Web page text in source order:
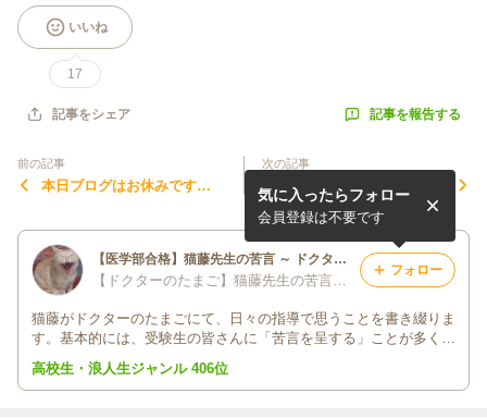
いいね
17
記事をシェア 記事を報告する
前の記事
本日ブログはお休みです
次の記事
「自分でできることだけを気
にしよう！自分でどうにもで
きないことを気にするのは止
めよう！」について
【医学部合格】猫藤先生の苦言 ～ ドクターのたまごの猫藤裏塾長が医学部合格の秘訣を惜しみ無く伝授します‼️
猫藤がドクターのたまごにて、日々の指導で思うことを書き綴りま
す。基本的には、受験生の皆さんに「苦言を呈する」ことが多くな
ると思います。何としても医学部に合格させたいとの思いです。
「猫のくせに生意気な！」などと思わずに、素直な気持ちで受け止
気に入ったらフォロー
会員登録は不要です
フォロー
高校生・浪人生ジャンル 406位